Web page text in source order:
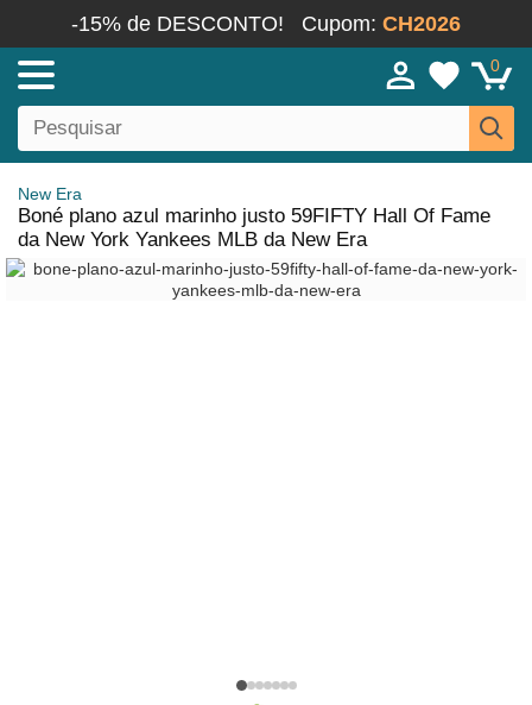
-15% de DESCONTO! Cupom: CH2026
0
New Era
Boné plano azul marinho justo 59FIFTY Hall Of Fame
da New York Yankees MLB da New Era